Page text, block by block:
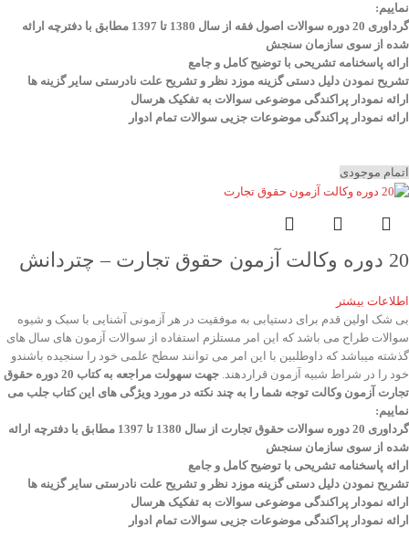
نماییم:
گرداوری 20 دوره سوالات اصول فقه از سال 1380 تا 1397 مطابق با دفترچه ارائه
شده از سوی سازمان سنجش
ارائه پاسخنامه تشریحی با توضیح کامل و جامع
تشریح نمودن دلیل دستی گزینه موزد نظر و تشریح علت نادرستی سایر گزینه ها
ارائه نمودار پراکندگی موضوعی سوالات به تفکیک هرسال
رائه نمودار پراکندگی موضوعات جزیی سوالات تمام ادوار
اتمام موجودی
20 دوره وکالت آزمون حقوق تجارت – چتردانش
اطلاعات بیشتر
بی شک اولین قدم برای دستیابی به موفقیت در هر آزمونی آشنایی با سبک و شیوه
سوالات طراح می باشد که این امر مستلزم استفاده از سوالات آزمون های سال های
گذشته میباشد که داوطلبین با این امر می توانند سطح علمی خود را سنجیده باشندو
خود را در شراط شبیه آزمون قراردهند.
جهت سهولت مراجعه به کتاب 20 دوره حقوق
تجارت آزمون وکالت توجه شما را به چند نکته در مورد ویژگی های این کتاب جلب می
نماییم:
گرداوری 20 دوره سوالات حقوق تجارت از سال 1380 تا 1397 مطابق با دفترچه ارائه
شده از سوی سازمان سنجش
ارائه پاسخنامه تشریحی با توضیح کامل و جامع
تشریح نمودن دلیل دستی گزینه موزد نظر و تشریح علت نادرستی سایر گزینه ها
ارائه نمودار پراکندگی موضوعی سوالات به تفکیک هرسال
رائه نمودار پراکندگی موضوعات جزیی سوالات تمام ادوار